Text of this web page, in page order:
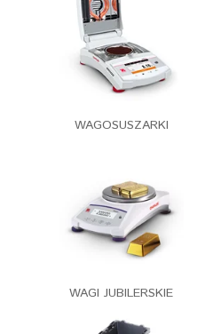
WAGOSUSZARKI
WAGI JUBILERSKIE